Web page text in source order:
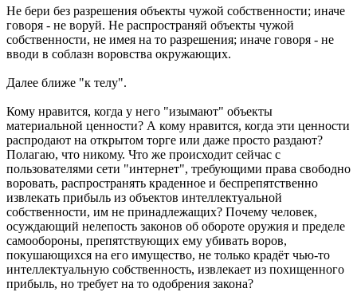
Не бери без разрешения объекты чужой собственности; иначе
говоря - не воруй. Не распространяй объекты чужой
собственности, не имея на то разрешения; иначе говоря - не
вводи в соблазн воровства окружающих.
Далее ближе "к телу".
Кому нравится, когда у него "изымают" объекты
материальной ценности? А кому нравится, когда эти ценности
распродают на открытом торге или даже просто раздают?
Полагаю, что никому. Что же происходит сейчас с
пользователями сети "интернет", требующими права свободно
воровать, распространять краденное и беспрепятственно
извлекать прибыль из объектов интеллектуальной
собственности, им не принадлежащих? Почему человек,
осуждающий нелепость законов об обороте оружия и пределе
самообороны, препятствующих ему убивать воров,
покушающихся на его имущество, не только крадёт чью-то
интеллектуальную собственность, извлекает из похищенного
прибыль, но требует на то одобрения закона?